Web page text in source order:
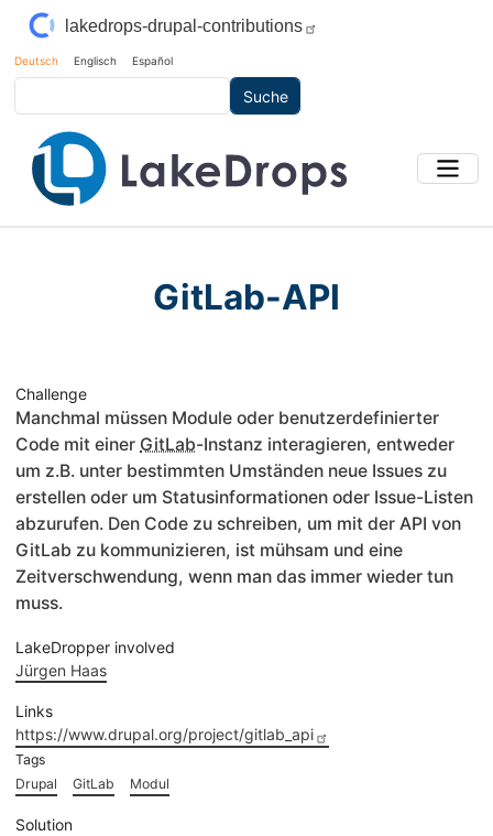
Direkt zum Inhalt
lakedrops-drupal-contributions
Deutsch Englisch Español
GitLab-API
Challenge
Manchmal müssen Module oder benutzerdefinierter
Code mit einer GitLab-Instanz interagieren, entweder
um z.B. unter bestimmten Umständen neue Issues zu
erstellen oder um Statusinformationen oder Issue-Listen
abzurufen. Den Code zu schreiben, um mit der API von
GitLab zu kommunizieren, ist mühsam und eine
Zeitverschwendung, wenn man das immer wieder tun
muss.
LakeDropper involved
Jürgen Haas
Links
https://www.drupal.org/project/gitlab_api
Tags
Drupal
GitLab Modul
Solution